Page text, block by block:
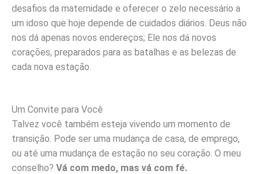
desafios da maternidade e oferecer o zelo necessário a
um idoso que hoje depende de cuidados diários. Deus não
nos dá apenas novos endereços; Ele nos dá novos
corações, preparados para as batalhas e as belezas de
cada nova estação.
Um Convite para Você
Talvez você também esteja vivendo um momento de
transição. Pode ser uma mudança de casa, de emprego,
ou até uma mudança de estação no seu coração. O meu
conselho? Vá com medo, mas vá com fé.